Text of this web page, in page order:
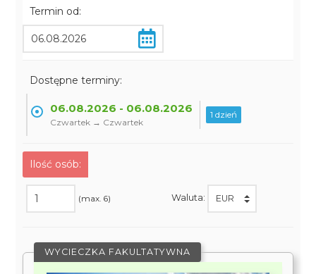
Termin od:
Dostępne terminy:
06.08.2026 - 06.08.2026
Czwartek → Czwartek
1 dzień
Ilość osób:
(max. 6) Waluta:
WYCIECZKA FAKULTATYWNA